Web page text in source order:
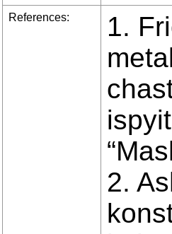
References:
1.
2.